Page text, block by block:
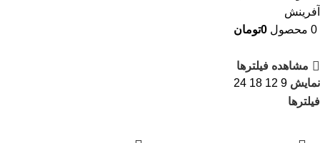
0 محصول 0تومان
مشاهده فیلترها
نمایش 9
12
18
24
فیلترها